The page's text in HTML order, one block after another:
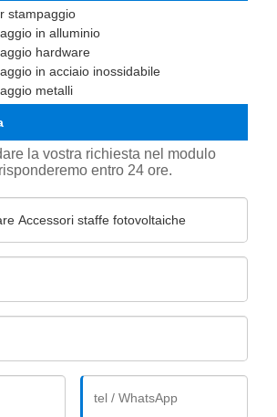
stampaggio
in alluminio
hardware
in acciaio inossidabile
metalli
la vostra richiesta nel modulo
entro 24 ore.